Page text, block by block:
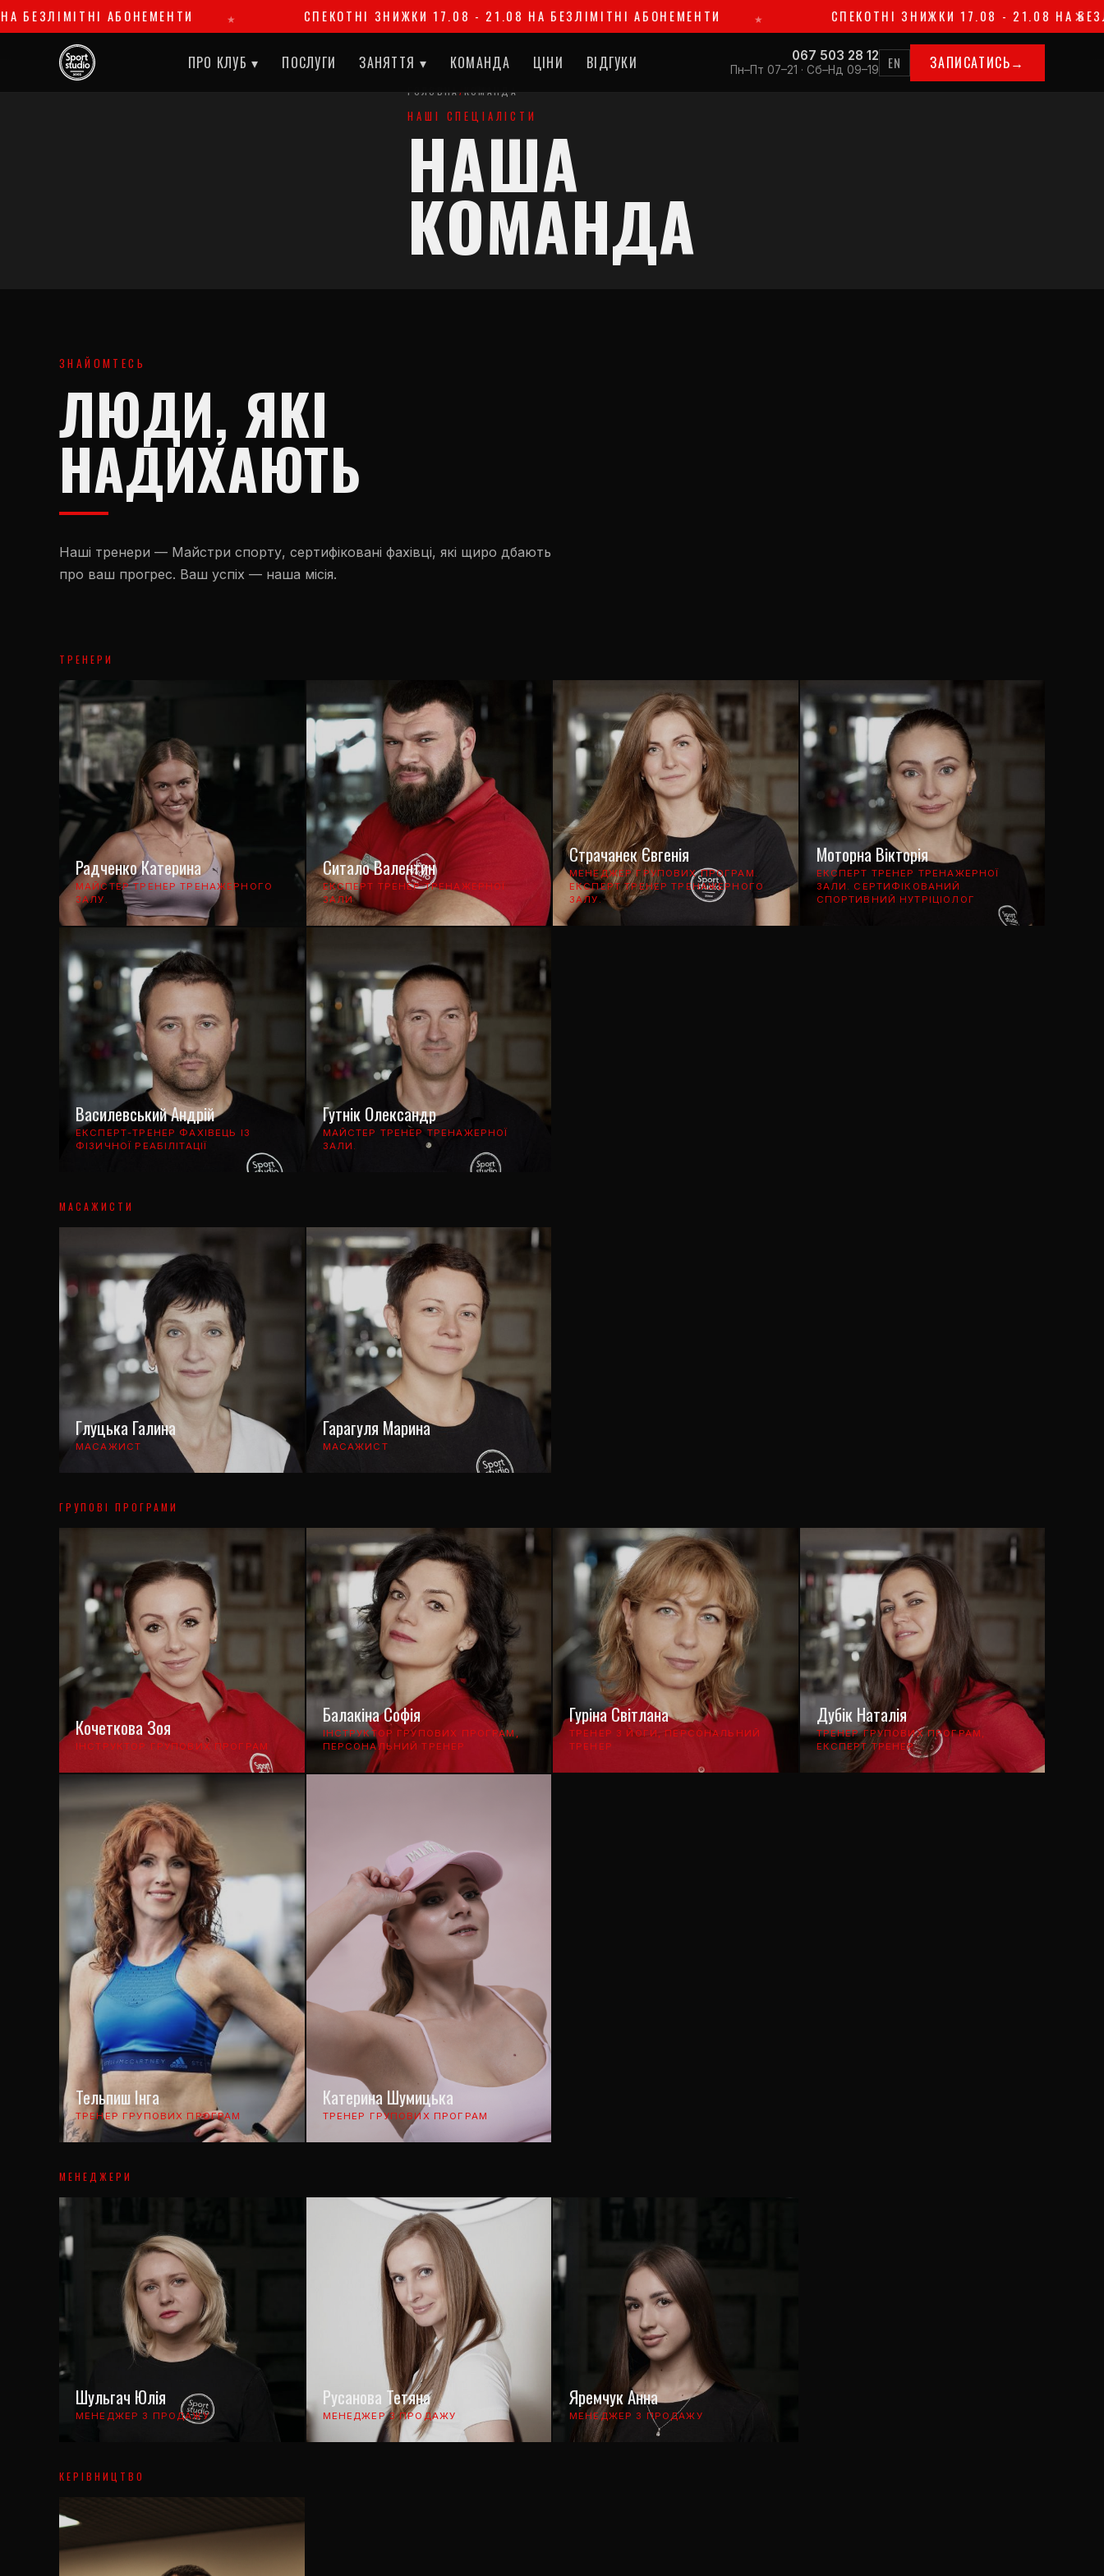
АБОНЕМЕНТИ СПЕКОТНІ ЗНИЖКИ 17.08 - 21.08 НА БЕЗЛІМІТНІ АБОНЕМЕНТИ СПЕКОТНІ ЗНИЖКИ 17.08 - 21.08 НА ✕
ПРО КЛУБ ▾ ПОСЛУГИ ЗАНЯТТЯ ▾ КОМАНДА ЦІНИ ВІДГУКИ 067 503 28 12
Пн–Пт 07–21 · Сб–Нд 09–19 EN ЗАПИСАТИСЬ→
ГОЛОВНА/КОМАНДА
НАШІ СПЕЦІАЛІСТИ
НАША
КОМАНДА
ЗНАЙОМТЕСЬ
ЛЮДИ, ЯКІ
НАДИХАЮТЬ
Наші тренери — Майстри спорту, сертифіковані фахівці, які щиро дбають
про ваш прогрес. Ваш успіх — наша місія.
ТРЕНЕРИ
Радченко Катерина
МАЙСТЕР ТРЕНЕР ТРЕНАЖЕРНОГО
ЗАЛУ.
Ситало Валентин
ЕКСПЕРТ ТРЕНЕР ТРЕНАЖЕРНОЇ
ЗАЛИ
Страчанек Євгенія
МЕНЕДЖЕР ГРУПОВИХ ПРОГРАМ.
ЕКСПЕРТ ТРЕНЕР ТРЕНАЖЕРНОГО
ЗАЛУ.
Моторна Вікторія
ЕКСПЕРТ ТРЕНЕР ТРЕНАЖЕРНОЇ
ЗАЛИ. СЕРТИФІКОВАНИЙ
СПОРТИВНИЙ НУТРІЦІОЛОГ
Василевський Андрій
ЕКСПЕРТ-ТРЕНЕР ФАХІВЕЦЬ ІЗ
ФІЗИЧНОЇ РЕАБІЛІТАЦІЇ
Гутнік Олександр
МАЙСТЕР ТРЕНЕР ТРЕНАЖЕРНОЇ
ЗАЛИ.
МАСАЖИСТИ
Глуцька Галина
МАСАЖИСТ
Гарагуля Марина
МАСАЖИСТ
ГРУПОВІ ПРОГРАМИ
Кочеткова Зоя
ІНСТРУКТОР ГРУПОВИХ ПРОГРАМ
Балакіна Софія
ІНСТРУКТОР ГРУПОВИХ ПРОГРАМ,
ПЕРСОНАЛЬНИЙ ТРЕНЕР
Гуріна Світлана
ТРЕНЕР З ЙОГИ, ПЕРСОНАЛЬНИЙ
ТРЕНЕР
Дубік Наталія
ТРЕНЕР ГРУПОВИХ ПРОГРАМ,
ЕКСПЕРТ ТРЕНЕР
Тельпиш Інга
ТРЕНЕР ГРУПОВИХ ПРОГРАМ
Катерина Шумицька
ТРЕНЕР ГРУПОВИХ ПРОГРАМ
МЕНЕДЖЕРИ
Шульгач Юлія
МЕНЕДЖЕР З ПРОДАЖУ
Русанова Тетяна
МЕНЕДЖЕР З ПРОДАЖУ
Яремчук Анна
МЕНЕДЖЕР З ПРОДАЖУ
КЕРІВНИЦТВО